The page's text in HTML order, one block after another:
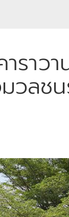
ราวา
วลช